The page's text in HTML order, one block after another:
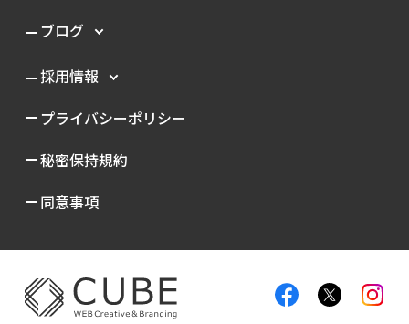
ブログ
採用情報
プライバシーポリシー
秘密保持規約
同意事項